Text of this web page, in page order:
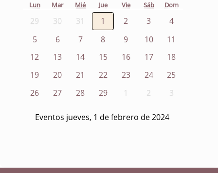
Lun Mar Mié Jue Vie Sáb Dom
29 30 31 1 2 3
4
5
6 7 8 9 10
11
12
13 14 15 16 17
18
19
20 21 22 23 24
25
26
27 28 29 1 2 3
Eventos jueves, 1 de febrero de 2024